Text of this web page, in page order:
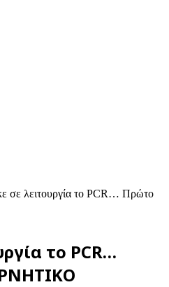
σε λειτουργία το PCR… Πρώτο
το PCR…